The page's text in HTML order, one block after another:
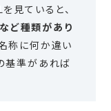
見ていると、
ど種類があり
称に何か違い
基準があれば